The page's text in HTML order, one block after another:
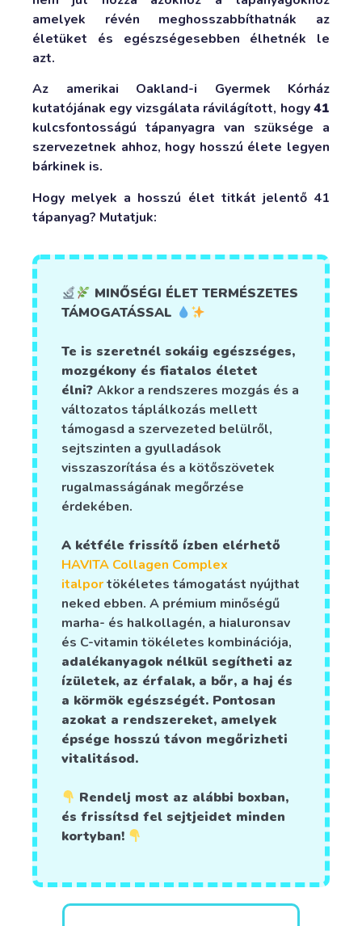
amelyek révén meghosszabbíthatnák az
életüket és egészségesebben élhetnék le
azt.
Az amerikai Oakland-i Gyermek Kórház
kutatójának egy vizsgálata rávilágított, hogy41
kulcsfontosságú tápanyagra van szüksége a
szervezetnek ahhoz, hogy hosszú élete legyen
bárkinek is.
Hogy melyek a hosszú élet titkát jelentő 41
tápanyag? Mutatjuk:
MINŐSÉGI ÉLET TERMÉSZETES
TÁMOGATÁSSAL
Te is szeretnél sokáig egészséges,
mozgékony és fiatalos életet
élni? Akkor a rendszeres mozgás és a
változatos táplálkozás mellett
támogasd a szervezeted belülről,
sejtszinten a gyulladások
visszaszorítása és a kötőszövetek
rugalmasságának megőrzése
érdekében.
A kétféle frissítő ízben elérhető
HAVITA Collagen Complex
italportökéletes támogatást nyújthat
neked ebben. A prémium minőségű
marha- és halkollagén, a hialuronsav
és C-vitamin tökéletes kombinációja,
adalékanyagok nélkül segítheti az
ízületek, az érfalak, a bőr, a haj és
a körmök egészségét. Pontosan
azokat a rendszereket, amelyek
épsége hosszú távon megőrizheti
vitalitásod.
Rendelj most az alábbi boxban,
és frissítsd fel sejtjeidet minden
kortyban!